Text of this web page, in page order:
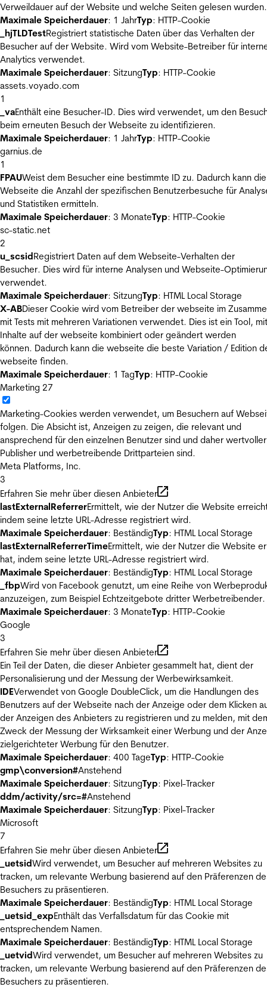
Verweildauer auf der Website und welche Seiten gelesen wurden.
Maximale Speicherdauer: 1 JahrTyp: HTTP-Cookie
_hjTLDTestRegistriert statistische Daten über das Verhalten der
Besucher auf der Website. Wird vom Website-Betreiber für
Analytics verwendet.
Maximale Speicherdauer: SitzungTyp: HTTP-Cookie
assets.voyado.com
1
_vaEnthält eine Besucher-ID. Dies wird verwendet, um den
beim erneuten Besuch der Webseite zu identifizieren.
Maximale Speicherdauer: 1 JahrTyp: HTTP-Cookie
garnius.de
1
FPAUWeist dem Besucher eine bestimmte ID zu. Dadurch kann die
Webseite die Anzahl der spezifischen Benutzerbesuche für
und Statistiken ermitteln.
Maximale Speicherdauer: 3 MonateTyp: HTTP-Cookie
sc-static.net
2
u_scsidRegistriert Daten auf dem Webseite-Verhalten der
Besucher. Dies wird für interne Analysen und Webseite-
verwendet.
Maximale Speicherdauer: SitzungTyp: HTML Local Storage
X-ABDieser Cookie wird vom Betreiber der webseite im
mit Tests mit mehreren Variationen verwendet. Dies ist ein Tool,
Inhalte auf der webseite kombiniert oder geändert werden
können. Dadurch kann die webseite die beste Variation / Edition
webseite finden.
Maximale Speicherdauer: 1 TagTyp: HTTP-Cookie
Marketing 27
Marketing-Cookies werden verwendet, um Besuchern auf
folgen. Die Absicht ist, Anzeigen zu zeigen, die relevant und
ansprechend für den einzelnen Benutzer sind und daher
Publisher und werbetreibende Drittparteien sind.
Meta Platforms, Inc.
3
Erfahren Sie mehr über diesen Anbieter
lastExternalReferrerErmittelt, wie der Nutzer die Website
indem seine letzte URL-Adresse registriert wird.
Maximale Speicherdauer: BeständigTyp: HTML Local Storage
lastExternalReferrerTimeErmittelt, wie der Nutzer die Website
hat, indem seine letzte URL-Adresse registriert wird.
Maximale Speicherdauer: BeständigTyp: HTML Local Storage
_fbpWird von Facebook genutzt, um eine Reihe von
anzuzeigen, zum Beispiel Echtzeitgebote dritter Werbetreibender.
Maximale Speicherdauer: 3 MonateTyp: HTTP-Cookie
Google
3
Erfahren Sie mehr über diesen Anbieter
Ein Teil der Daten, die dieser Anbieter gesammelt hat, dient der
Personalisierung und der Messung der Werbewirksamkeit.
IDEVerwendet von Google DoubleClick, um die Handlungen des
Benutzers auf der Webseite nach der Anzeige oder dem Klicken
der Anzeigen des Anbieters zu registrieren und zu melden, mit
Zweck der Messung der Wirksamkeit einer Werbung und der
zielgerichteter Werbung für den Benutzer.
Maximale Speicherdauer: 400 TageTyp: HTTP-Cookie
gmp\conversion#Anstehend
Maximale Speicherdauer: SitzungTyp: Pixel-Tracker
ddm/activity/src=#Anstehend
Maximale Speicherdauer: SitzungTyp: Pixel-Tracker
Microsoft
7
Erfahren Sie mehr über diesen Anbieter
_uetsidWird verwendet, um Besucher auf mehreren Websites zu
tracken, um relevante Werbung basierend auf den Präferenzen
Besuchers zu präsentieren.
Maximale Speicherdauer: BeständigTyp: HTML Local Storage
_uetsid_expEnthält das Verfallsdatum für das Cookie mit
entsprechendem Namen.
Maximale Speicherdauer: BeständigTyp: HTML Local Storage
_uetvidWird verwendet, um Besucher auf mehreren Websites zu
tracken, um relevante Werbung basierend auf den Präferenzen
Besuchers zu präsentieren.